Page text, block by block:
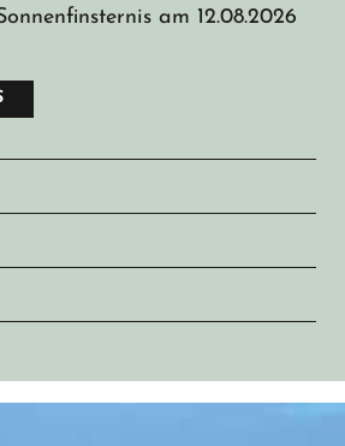
am 12.08.2026